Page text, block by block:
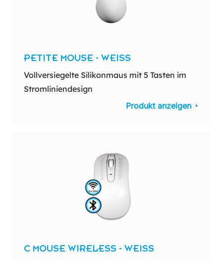
PETITE MOUSE - WEISS
Vollversiegelte Silikonmaus mit 5 Tasten im
Stromliniendesign
Produkt anzeigen
C MOUSE WIRELESS - WEISS